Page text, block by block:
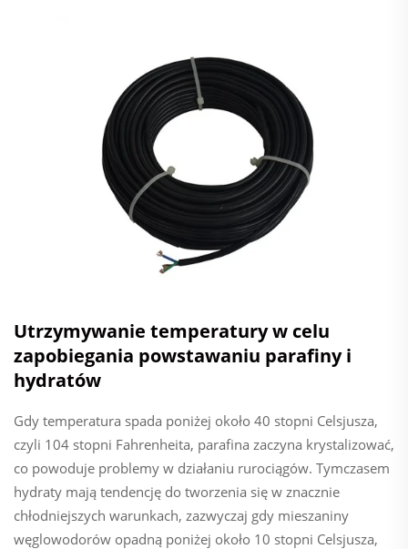
Utrzymywanie temperatury w celu
zapobiegania powstawaniu parafiny i
hydratów
Gdy temperatura spada poniżej około 40 stopni Celsjusza,
czyli 104 stopni Fahrenheita, parafina zaczyna krystalizować,
co powoduje problemy w działaniu rurociągów. Tymczasem
hydraty mają tendencję do tworzenia się w znacznie
chłodniejszych warunkach, zazwyczaj gdy mieszaniny
węglowodorów opadną poniżej około 10 stopni Celsjusza,